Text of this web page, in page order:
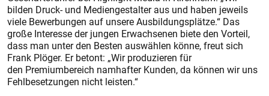
bilden Druck- und Mediengestalter aus und haben jeweils
viele Bewerbungen auf unsere Ausbildungsplätze.“ Das
große Interesse der jungen Erwachsenen biete den Vorteil,
dass man unter den Besten auswählen könne, freut sich
Frank Plöger. Er betont: „Wir produzieren für
den Premiumbereich namhafter Kunden, da können wir uns
Fehlbesetzungen nicht leisten.“